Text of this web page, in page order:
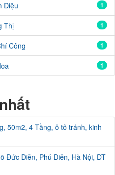
1
Diệu
1
Thị
1
Công
1
50m2, 4 Tầng, ô tô tránh, kinh
Đức Diễn, Phú Diễn, Hà Nội, DT